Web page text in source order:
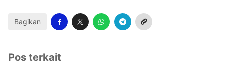
Bagikan
Pos terkait